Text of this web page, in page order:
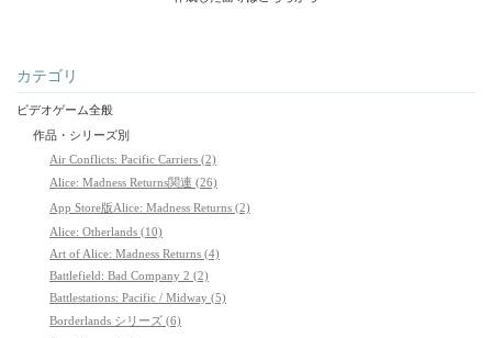
カテゴリ
ビデオゲーム全般
作品・シリーズ別
Air Conflicts: Pacific Carriers (2)
Alice: Madness Returns関連 (26)
App Store版Alice: Madness Returns (2)
Alice: Otherlands (10)
Art of Alice: Madness Returns (4)
Battlefield: Bad Company 2 (2)
Battlestations: Pacific / Midway (5)
Borderlands シリーズ (6)